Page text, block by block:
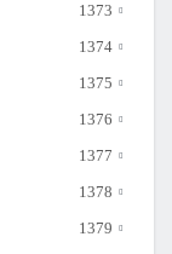
1373
1374
1375
1376
1377
1378
1379